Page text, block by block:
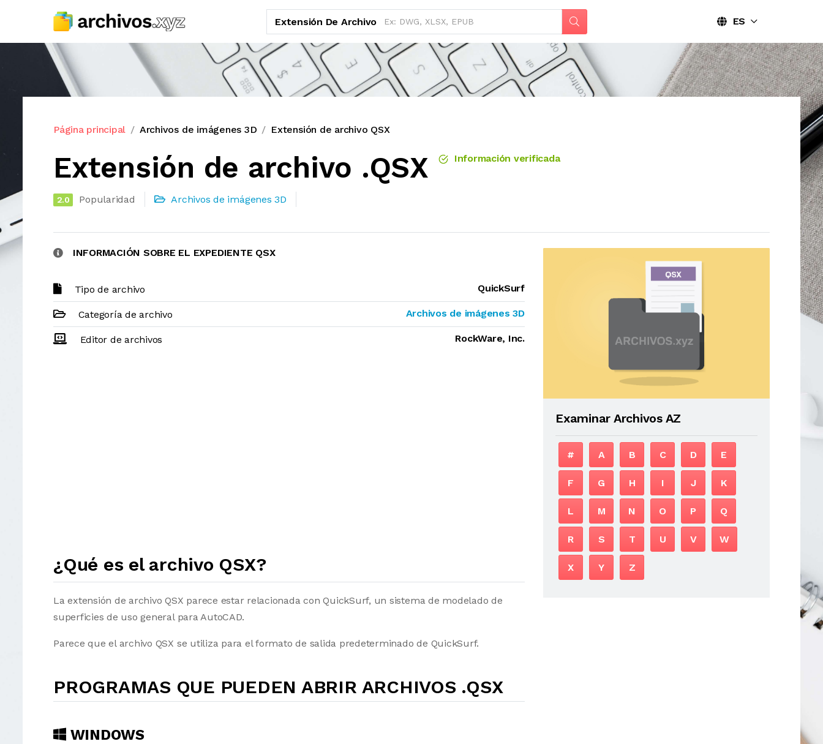
Extensión De Archivo ES
Página principal Archivos de imágenes 3D Extensión de archivo QSX
Extensión de archivo .QSX Información verificada
2.0 Popularidad Archivos de imágenes 3D
INFORMACIÓN SOBRE EL EXPEDIENTE QSX
Tipo de archivo QuickSurf
Categoría de archivo Archivos de imágenes 3D
Editor de archivos RockWare, Inc.
¿Qué es el archivo QSX?
La extensión de archivo QSX parece estar relacionada con QuickSurf, un sistema de modelado de
superficies de uso general para AutoCAD.
Parece que el archivo QSX se utiliza para el formato de salida predeterminado de QuickSurf.
PROGRAMAS QUE PUEDEN ABRIR ARCHIVOS .QSX
WINDOWS
Examinar Archivos AZ
# A B C D E
F G H I J K
L M N O P Q
R S T U V W
X Y Z